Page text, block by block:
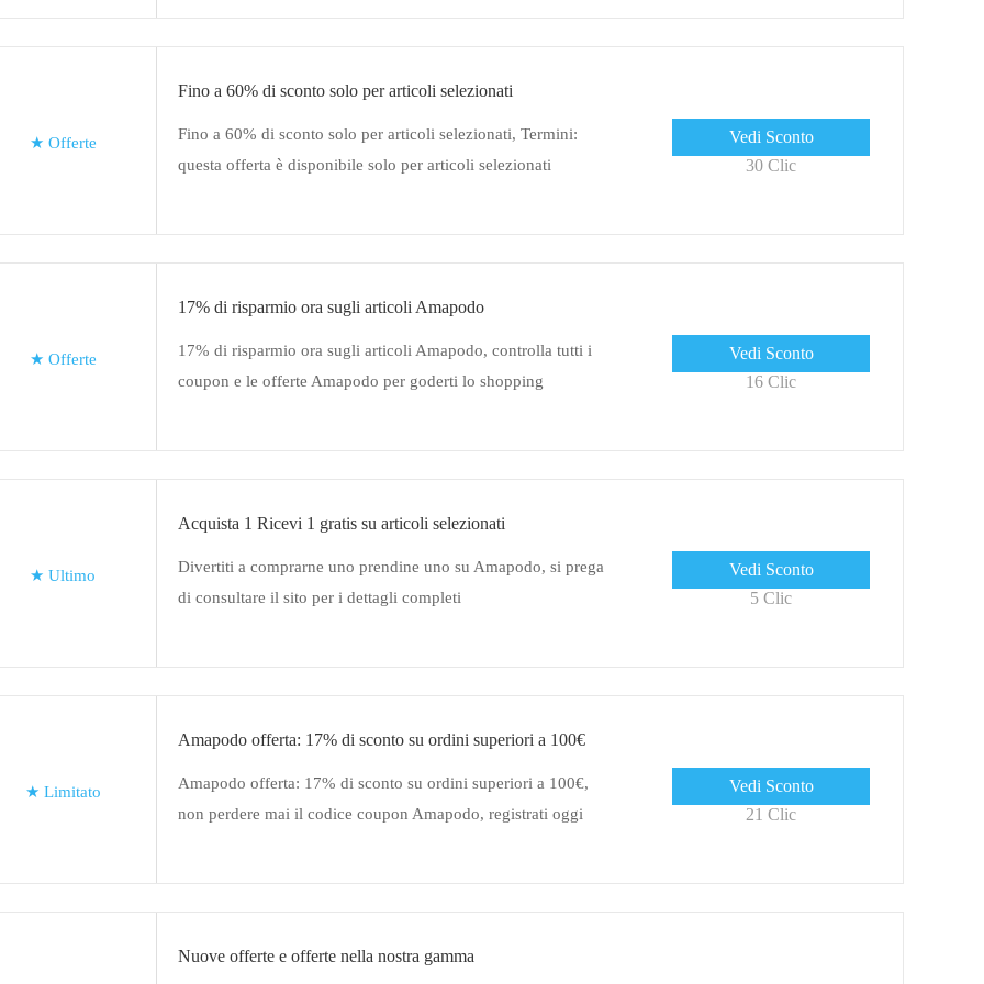
★ Offerte
Fino a 60% di sconto solo per articoli selezionati
Fino a 60% di sconto solo per articoli selezionati, Termini:
questa offerta è disponibile solo per articoli selezionati
Vedi Sconto
30 Clic
★ Offerte
17% di risparmio ora sugli articoli Amapodo
17% di risparmio ora sugli articoli Amapodo, controlla tutti i
coupon e le offerte Amapodo per goderti lo shopping
Vedi Sconto
16 Clic
★ Ultimo
Acquista 1 Ricevi 1 gratis su articoli selezionati
Divertiti a comprarne uno prendine uno su Amapodo, si prega
di consultare il sito per i dettagli completi
Vedi Sconto
5 Clic
★ Limitato
Amapodo offerta: 17% di sconto su ordini superiori a 100€
Amapodo offerta: 17% di sconto su ordini superiori a 100€,
non perdere mai il codice coupon Amapodo, registrati oggi
Vedi Sconto
21 Clic
Nuove offerte e offerte nella nostra gamma